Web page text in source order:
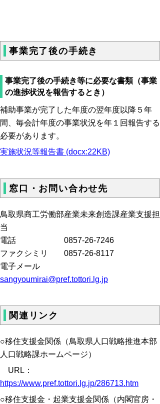
事業完了後の手続き
事業完了後の手続き等に必要な書類（事業
の進捗状況を報告するとき）
補助事業が完了した年度の翌年度以降５年
間、毎会計年度の事業状況を年１回報告する
必要があります。
実施状況等報告書 (docx:22KB)
窓口・お問い合わせ先
鳥取県商工労働部産業未来創造課産業支援担
当
電話 0857-26-7246
ファクシミリ 0857-26-8117
電子メール
sangyoumirai@pref.tottori.lg.jp
関連リンク
○移住支援金関係（鳥取県人口戦略推進本部
人口戦略課ホームページ）
URL：
https://www.pref.tottori.lg.jp/286713.htm
○移住支援金・起業支援金関係（内閣官房・